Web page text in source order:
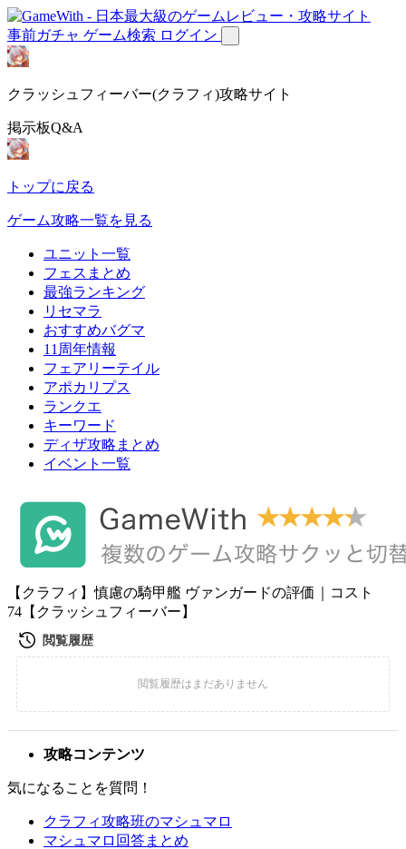
事前ガチャ ゲーム検索 ログイン
クラッシュフィーバー(クラフィ)攻略サイト
掲示板Q&A
トップに戻る
ゲーム攻略一覧を見る
ユニット一覧
フェスまとめ
最強ランキング
リセマラ
おすすめバグマ
11周年情報
フェアリーテイル
アポカリプス
ランクエ
キーワード
ディザ攻略まとめ
イベント一覧
【クラフィ】慎慮の騎甲艦 ヴァンガードの評価｜コスト
74【クラッシュフィーバー】
攻略コンテンツ
気になることを質問！
クラフィ攻略班のマシュマロ
マシュマロ回答まとめ